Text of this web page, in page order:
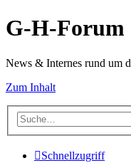
G-H-Forum
News & Internes rund um
Zum Inhalt
Schnellzugriff